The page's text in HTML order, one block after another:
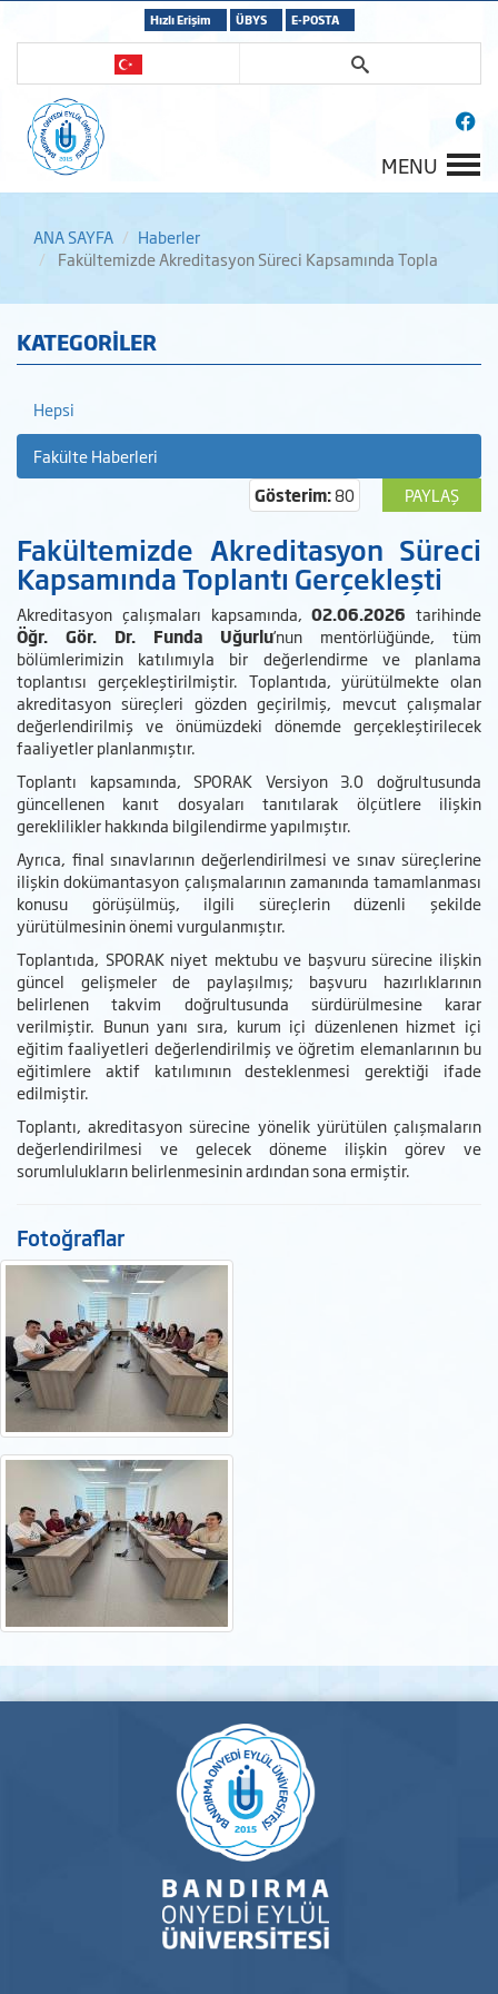
Hızlı Erişim ÜBYS E-POSTA
MENU
ANA SAYFA
Haberler
Fakültemizde Akreditasyon Süreci Kapsamında Topla
KATEGORİLER
Hepsi
Fakülte Haberleri
PAYLAŞ
Gösterim:80
Fakültemizde Akreditasyon Süreci
Kapsamında Toplantı Gerçekleşti
Akreditasyon çalışmaları kapsamında,02.06.2026 tarihinde
Öğr. Gör. Dr. Funda Uğurlu’nun mentörlüğünde, tüm
bölümlerimizin katılımıyla bir değerlendirme ve planlama
toplantısı gerçekleştirilmiştir. Toplantıda, yürütülmekte olan
akreditasyon süreçleri gözden geçirilmiş, mevcut çalışmalar
değerlendirilmiş ve önümüzdeki dönemde gerçekleştirilecek
faaliyetler planlanmıştır.
Toplantı kapsamında, SPORAK Versiyon 3.0 doğrultusunda
güncellenen kanıt dosyaları tanıtılarak ölçütlere ilişkin
gereklilikler hakkında bilgilendirme yapılmıştır.
Ayrıca, final sınavlarının değerlendirilmesi ve sınav süreçlerine
ilişkin dokümantasyon çalışmalarının zamanında tamamlanması
konusu görüşülmüş, ilgili süreçlerin düzenli şekilde
yürütülmesinin önemi vurgulanmıştır.
Toplantıda, SPORAK niyet mektubu ve başvuru sürecine ilişkin
güncel gelişmeler de paylaşılmış; başvuru hazırlıklarının
belirlenen takvim doğrultusunda sürdürülmesine karar
verilmiştir. Bunun yanı sıra, kurum içi düzenlenen hizmet içi
eğitim faaliyetleri değerlendirilmiş ve öğretim elemanlarının bu
eğitimlere aktif katılımının desteklenmesi gerektiği ifade
edilmiştir.
Toplantı, akreditasyon sürecine yönelik yürütülen çalışmaların
değerlendirilmesi ve gelecek döneme ilişkin görev ve
sorumlulukların belirlenmesinin ardından sona ermiştir.
Fotoğraflar